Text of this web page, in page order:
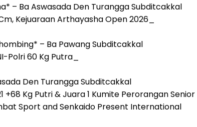
– Ba Aswasada Den Turangga Subditcakkal
Kejuaraan Arthayasha Open 2026_
– Ba Pawang Subditcakkal
Polri 60 Kg Putra_
Den Turangga Subditcakkal
+68 Kg Putri & Juara 1 Kumite Perorangan Senior
Sport and Senkaido Present International